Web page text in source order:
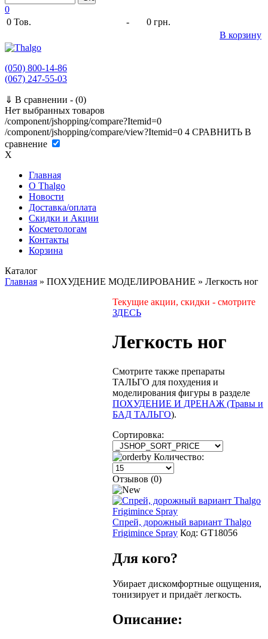
0
0 Тов. -
0 грн.
В корзину
(050) 800-14-86
(067) 247-55-03
⇓ В сравнении - (0)
Нет выбранных товаров
/component/jshopping/compare?Itemid=0
/component/jshopping/compare/view?Itemid=0 4 СРАВНИТЬ В
сравнение
X
Главная
O Thalgo
Новости
Доставка/оплата
Скидки и Акции
Косметологам
Контакты
Корзина
Каталог
Главная » ПОХУДЕНИЕ МОДЕЛИРОВАНИЕ » Легкость ног
Текущие акции, скидки - смотрите
ЗДЕСЬ
Легкость ног
Смотрите также препараты
ТАЛЬГО для похудения и
моделирования фигуры в разделе
ПОХУДЕНИЕ И ДРЕНАЖ (Травы и
БАД ТАЛЬГО).
Сортировка:
Количество:
Отзывов (0)
Спрей, дорожный вариант Thalgo
Frigimince Spray Код: GT18056
Для кого?
Убирает дискомфортные ощущения,
тонизирует и придаёт легкость.
Описание: